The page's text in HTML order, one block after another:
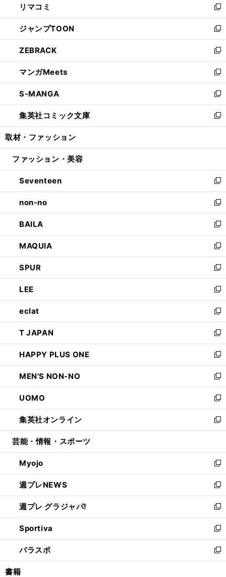
で
開
く
ド
ウ
で
開
く
ィ
ン
ド
ウ
で
開
く
い
ウ
ィ
ン
ド
ウ
で
開
く
リマコミ
新
し
い
ウ
ィ
ン
ド
ウ
で
開
く
ジャンプTOON
新
し
い
ウ
ィ
ン
ド
ウ
で
開
ZEBRACK
新
し
い
ウ
ィ
ン
ド
ウ
開
マンガMeets
新
し
い
ウ
ィ
ン
ウ
開
く
S-MANGA
新
し
い
ウ
ン
ウ
で
開
く
集英社コミック文庫
新
し
ウ
ン
ド
ウ
で
開
く
取材・ファッション
ファッション・美容
Seventeen
新
し
い
ウ
ィ
ン
ド
ウ
で
開
く
non-no
新
し
い
ウ
ィ
ン
ド
ウ
で
開
く
BAILA
新
し
い
ウ
ィ
ン
ド
ウ
で
開
く
MAQUIA
新
し
い
ウ
ィ
ン
ド
ウ
で
開
く
SPUR
新
し
い
ウ
ィ
ン
ド
ウ
で
開
く
LEE
新
し
い
ウ
ィ
ン
ド
ウ
で
開
く
eclat
新
し
い
ウ
ィ
ン
ド
ウ
で
開
く
T JAPAN
新
し
い
ウ
ィ
ン
ド
ウ
で
開
HAPPY PLUS ONE
新
し
い
ウ
ィ
ン
ド
ウ
開
く
MEN'S NON-NO
新
し
い
ウ
ィ
ン
ウ
で
開
く
UOMO
新
し
い
ウ
ン
ド
ウ
で
開
く
集英社オンライン
新
し
ウ
ィ
ン
ド
ウ
で
開
く
芸能・情報・スポーツ
Myojo
新
し
い
ウ
ィ
ン
ド
ウ
で
開
週プレNEWS
新
し
い
ウ
ィ
ン
ド
ウ
週プレ グラジャパ!
新
し
い
ウ
ィ
ン
Sportiva
新
し
い
ウ
パラスポ
新
し
書籍